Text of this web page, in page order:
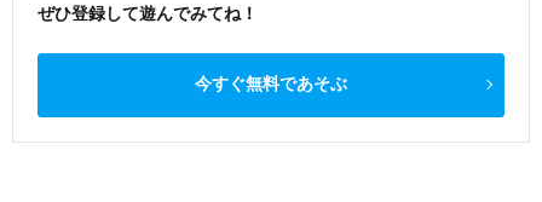
ぜひ登録して遊んでみてね！
今すぐ無料であそぶ